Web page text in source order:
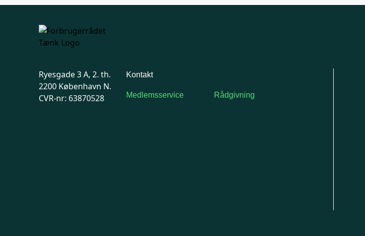
Ryesgade 3 A, 2. th.
2200 København N.
CVR-nr: 63870528
Kontakt
Medlemsservice Rådgivning